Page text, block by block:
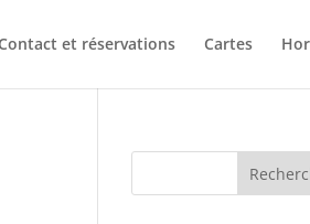
et réservations Cartes